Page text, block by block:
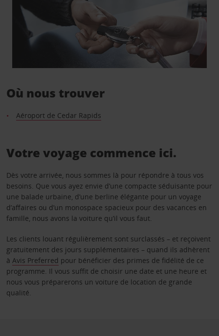
Où nous trouver
Aéroport de Cedar Rapids
Votre voyage commence ici.
Dès votre arrivée, nous sommes là pour répondre à tous vos
besoins. Que vous ayez envie d’une compacte séduisante pour
une balade urbaine, d’une berline élégante pour un voyage
d’affaires ou d’un monospace spacieux pour des vacances en
famille, nous avons la voiture qu’il vous faut.
Les clients louant régulièrement sont surclassés – et reçoivent
gratuitement des jours supplémentaires – quand ils adhèrent
à Avis Preferred pour bénéficier des primes de fidélité de ce
programme. Il vous suffit de choisir une date et une heure et
nous vous préparerons un voiture de location de grande
qualité.